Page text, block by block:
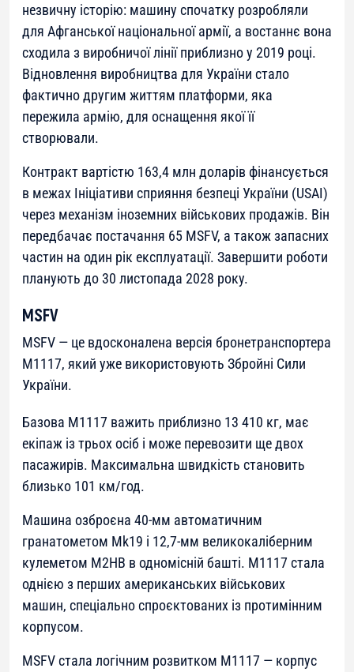
незвичну історію: машину спочатку розробляли
для Афганської національної армії, а востаннє вона
сходила з виробничої лінії приблизно у 2019 році.
Відновлення виробництва для України стало
фактично другим життям платформи, яка
пережила армію, для оснащення якої її
створювали.
Контракт вартістю 163,4 млн доларів фінансується
в межах Ініціативи сприяння безпеці України (USAI)
через механізм іноземних військових продажів. Він
передбачає постачання 65 MSFV, а також запасних
частин на один рік експлуатації. Завершити роботи
планують до 30 листопада 2028 року.
MSFV
MSFV — це вдосконалена версія бронетранспортера
M1117, який уже використовують Збройні Сили
України.
Базова M1117 важить приблизно 13 410 кг, має
екіпаж із трьох осіб і може перевозити ще двох
пасажирів. Максимальна швидкість становить
близько 101 км/год.
Машина озброєна 40-мм автоматичним
гранатометом Mk19 і 12,7-мм великокаліберним
кулеметом M2HB в одномісній башті. M1117 стала
однією з перших американських військових
машин, спеціально спроєктованих із протимінним
корпусом.
MSFV стала логічним розвитком M1117 — корпус